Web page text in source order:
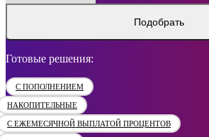
Подобрать
Готовые решения:
С ПОПОЛНЕНИЕМ
НАКОПИТЕЛЬНЫЕ
С ЕЖЕМЕСЯЧНОЙ ВЫПЛАТОЙ ПРОЦЕНТОВ